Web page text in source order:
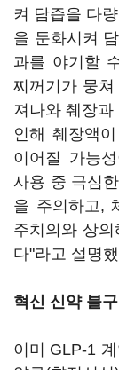
켜 담즙을 다
을 둔화시켜
과를 야기할
찌꺼기가 뭉
져나와 췌장
인해 췌장액
이어질 가능
사용 중 극심
을 주의하고,
주치의와 상
다"라고 설명
혁신 신약 불
이미 GLP-1